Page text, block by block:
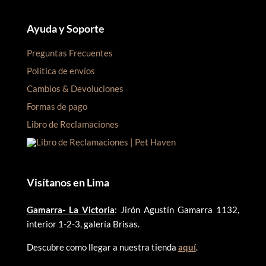
Ayuda y Soporte
Preguntas Frecuentes
Política de envíos
Cambios & Devoluciones
Formas de pago
Libro de Reclamaciones
Visítanos en Lima
Gamarra- La Victoria: Jirón Agustín Gamarra 1132,
interior 1-2-3, galería Brisas.
Descubre como llegar a nuestra tienda aquí.